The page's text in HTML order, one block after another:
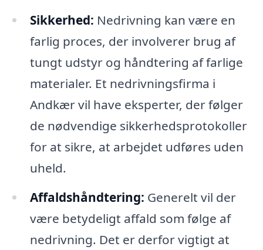
Sikkerhed: Nedrivning kan være en
farlig proces, der involverer brug af
tungt udstyr og håndtering af farlige
materialer. Et nedrivningsfirma i
Andkær vil have eksperter, der følger
de nødvendige sikkerhedsprotokoller
for at sikre, at arbejdet udføres uden
uheld.
Affaldshåndtering: Generelt vil der
være betydeligt affald som følge af
nedrivning. Det er derfor vigtigt at